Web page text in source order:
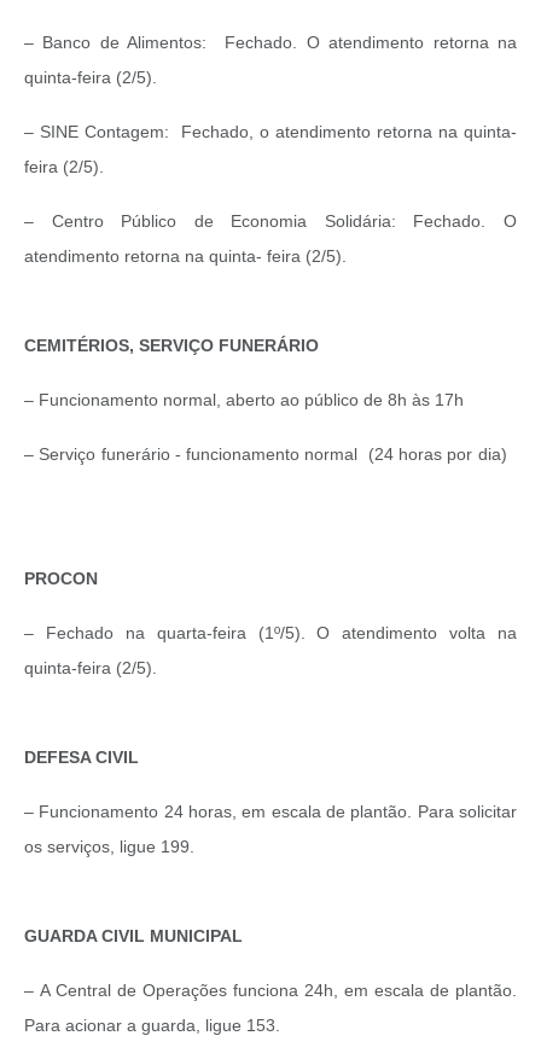
– Banco de Alimentos: Fechado. O atendimento retorna na
quinta-feira (2/5).
– SINE Contagem: Fechado, o atendimento retorna na quinta-
feira (2/5).
– Centro Público de Economia Solidária: Fechado. O
atendimento retorna na quinta- feira (2/5).
CEMITÉRIOS, SERVIÇO FUNERÁRIO
– Funcionamento normal, aberto ao público de 8h às 17h
– Serviço funerário - funcionamento normal (24 horas por dia)
PROCON
– Fechado na quarta-feira (1º/5). O atendimento volta na
quinta-feira (2/5).
DEFESA CIVIL
– Funcionamento 24 horas, em escala de plantão. Para solicitar
os serviços, ligue 199.
GUARDA CIVIL MUNICIPAL
– A Central de Operações funciona 24h, em escala de plantão.
Para acionar a guarda, ligue 153.